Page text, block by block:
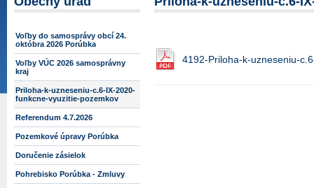
Voľby do samosprávy obcí 24.
októbra 2026 Porúbka
Voľby VÚC 2026 samosprávny
kraj
Priloha-k-uzneseniu-c.6-IX-2020-
funkcne-vyuzitie-pozemkov
Referendum 4.7.2026
Pozemkové úpravy Porúbka
Doručenie zásielok
Pohrebisko Porúbka - Zmluvy
4192-Priloha-k-uzneseniu-